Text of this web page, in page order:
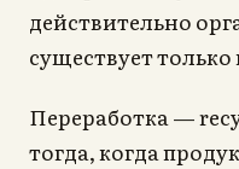
действительно
существует
Переработка —
тогда, когда